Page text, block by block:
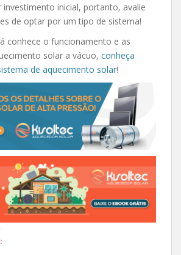
inicial, portanto, avalie
de optar por um tipo de sistema!
conhece o funcionamento e as
solar a vácuo, conheça
de aquecimento solar!